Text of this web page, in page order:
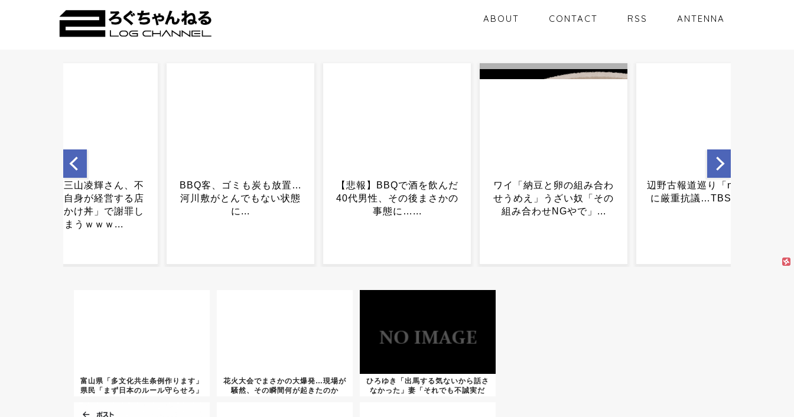
ABOUT CONTACT RSS ANTENNA
【悲報】BBQで酒を飲んだ
40代男性、その後まさかの
事態に…...
ワイ「納豆と卵の組み合わ
せうめえ」うざい奴「その
組み合わせNGやで」...
辺野古報道巡り「news23」
に厳重抗議…TBSが対応...
高市「２年後、私が責任を
持って戻す」党内「その頃
BBQ客、ゴミも炭も放置…
河川敷がとんでもない状態
に...
富山県「多文化共生条例作ります」
県民「まず日本のルール守らせろ」
花火大会でまさかの大爆発…現場が
騒然、その瞬間何が起きたのか
ひろゆき「出馬する気ないから話さ
なかった」妻「それでも不誠実だ